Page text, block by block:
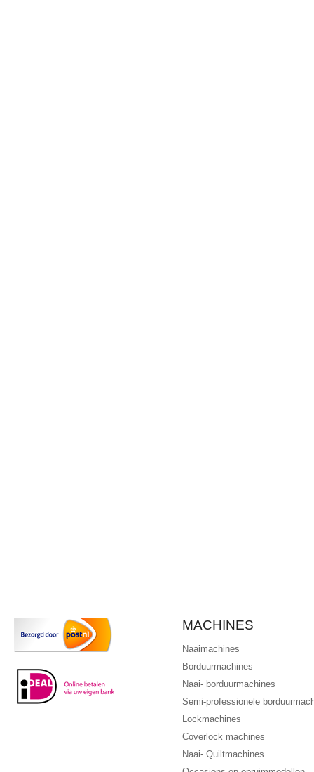
MACHINES
Naaimachines
Borduurmachines
Naai- borduurmachines
Semi-professionele
Lockmachines
Coverlock machines
Naai- Quiltmachines